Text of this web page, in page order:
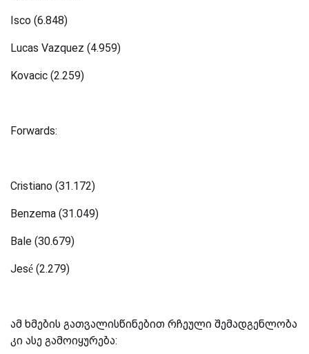
Isco (6.848)
Lucas Vazquez (4.959)
Kovacic (2.259)
Forwards:
Cristiano (31.172)
Benzema (31.049)
Bale (30.679)
Jesé (2.279)
ამ ხმების გათვალისწინებით რჩეული შემადგენლობა
კი ასე გამოიყურება: